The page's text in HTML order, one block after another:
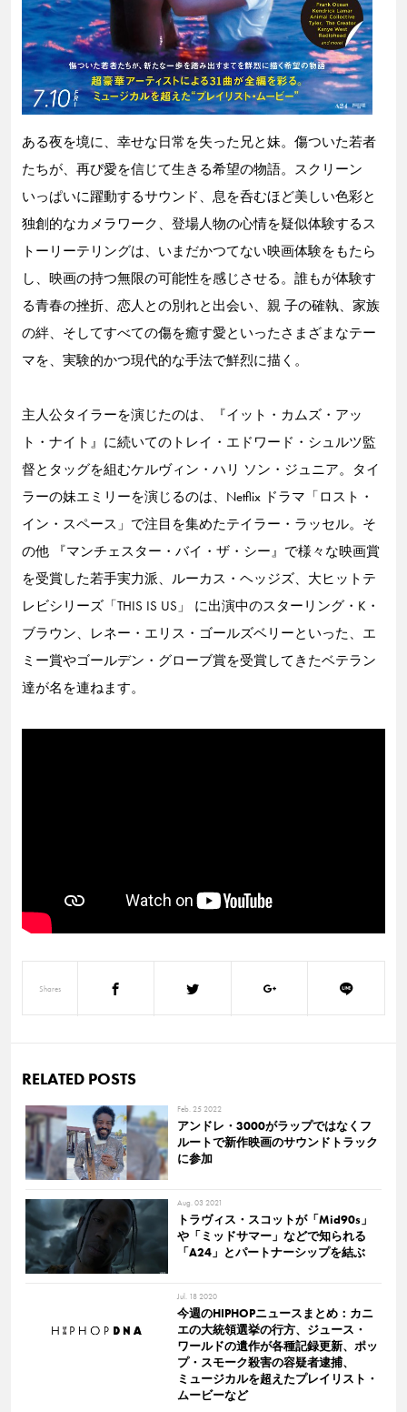
ある夜を境に、幸せな日常を失った兄と妹。傷ついた若者
たちが、再び愛を信じて生きる希望の物語。スクリーン
いっぱいに躍動するサウンド、息を呑むほど美しい色彩と
独創的なカメラワーク、登場人物の心情を疑似体験するス
トーリーテリングは、いまだかつてない映画体験をもたら
し、映画の持つ無限の可能性を感じさせる。誰もが体験す
る青春の挫折、恋人との別れと出会い、親 子の確執、家族
の絆、そしてすべての傷を癒す愛といったさまざまなテー
マを、実験的かつ現代的な手法で鮮烈に描く。
主人公タイラーを演じたのは、『イット・カムズ・アッ
ト・ナイト』に続いてのトレイ・エドワード・シュルツ監
督とタッグを組むケルヴィン・ハリ ソン・ジュニア。タイ
ラーの妹エミリーを演じるのは、Netflix ドラマ「ロスト・
イン・スペース」で注目を集めたテイラー・ラッセル。そ
の他 『マンチェスター・バイ・ザ・シー』で様々な映画賞
を受賞した若手実力派、ルーカス・ヘッジズ、大ヒットテ
レビシリーズ「THIS IS US」 に出演中のスターリング・K・
ブラウン、レネー・エリス・ゴールズベリーといった、エ
ミー賞やゴールデン・グローブ賞を受賞してきたベテラン
達が名を連ねます。
Shares
RELATED POSTS
Feb. 25 2022
アンドレ・3000がラップではなくフ
ルートで新作映画のサウンドトラック
に参加
Aug. 03 2021
トラヴィス・スコットが「Mid90s」
や「ミッドサマー」などで知られる
「A24」とパートナーシップを結ぶ
Jul. 18 2020
今週のHIPHOPニュースまとめ：カニ
エの大統領選挙の行方、ジュース・
ワールドの遺作が各種記録更新、ポッ
プ・スモーク殺害の容疑者逮捕、
ミュージカルを超えたプレイリスト・
ムービーなど